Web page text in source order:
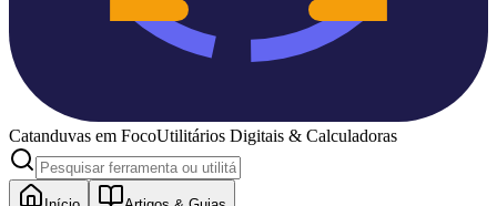
Catanduvas em FocoUtilitários Digitais & Calculadoras